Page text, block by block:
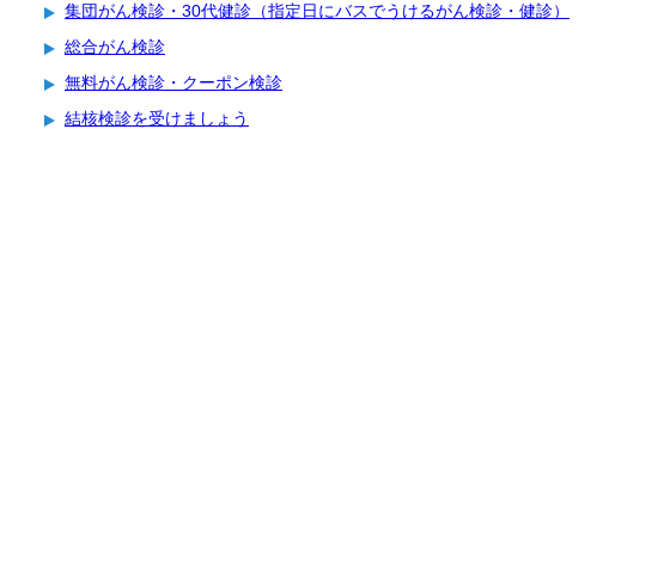
集団がん検診・30代健診（指定日にバスでうけるがん検診・健診）
総合がん検診
無料がん検診・クーポン検診
結核検診を受けましょう